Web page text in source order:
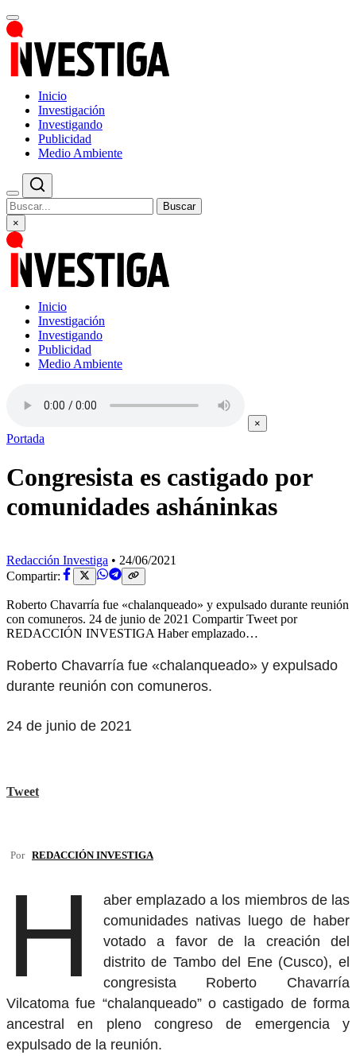
Inicio
Investigación
Investigando
Publicidad
Medio Ambiente
Buscar
×
Inicio
Investigación
Investigando
Publicidad
Medio Ambiente
×
Portada
Congresista es castigado por
comunidades asháninkas
Redacción Investiga • 24/06/2021
Compartir:
Roberto Chavarría fue «chalanqueado» y expulsado durante reunión
con comuneros. 24 de junio de 2021 Compartir Tweet por
REDACCIÓN INVESTIGA Haber emplazado…
Roberto Chavarría fue «chalanqueado» y expulsado
durante reunión con comuneros.
24 de junio de 2021
Tweet
Por REDACCIÓN INVESTIGA
H
aber emplazado a los miembros de las
comunidades nativas luego de haber
votado a favor de la creación del
distrito de Tambo del Ene (Cusco), el
congresista Roberto Chavarría
Vilcatoma fue “chalanqueado” o castigado de forma
ancestral en pleno congreso de emergencia y
expulsado de la reunión.